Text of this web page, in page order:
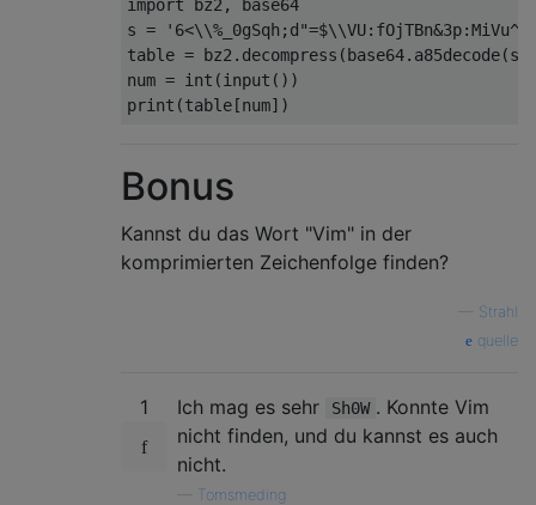
import bz2, base64
s =
table =
num = int(input())
Bonus
Kannst du das Wort "Vim" in der
komprimierten Zeichenfolge finden?
Strahl
quelle
1 Ich mag es sehr Sh0W . Konnte Vim
nicht finden, und du kannst es auch
nicht.
Tomsmeding